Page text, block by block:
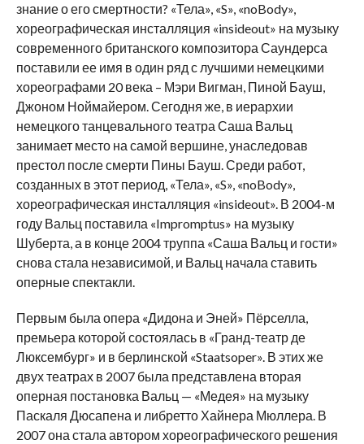
знание о его смертности? «Тела», «S», «noBody»,
хореографическая инсталляция «insideout» на музыку
современного британского композитора Саундерса
поставили ее имя в один ряд с лучшими немецкими
хореографами 20 века – Мэри Вигман, Пиной Бауш,
Джоном Ноймайером. Сегодня же, в иерархии
немецкого танцевального театра Саша Вальц
занимает место на самой вершине, унаследовав
престол после смерти Пины Бауш. Среди работ,
созданных в этот период, «Тела», «S», «noBody»,
хореографическая инсталляция «insideout». В 2004-м
году Вальц поставила «Impromptus» на музыку
Шуберта, а в конце 2004 труппа «Саша Вальц и гости»
снова стала независимой, и Вальц начала ставить
оперные спектакли.
Первым была опера «Дидона и Эней» Пёрселла,
премьера которой состоялась в «Гранд-театр де
Люксембург» и в берлинской «Staatsoper». В этих же
двух театрах в 2007 была представлена вторая
оперная постановка Вальц — «Медея» на музыку
Паскаля Дюсапена и либретто Хайнера Мюллера. В
2007 она стала автором хореографического решения